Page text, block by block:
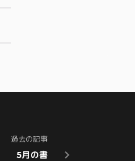
過去の記事
5月の書